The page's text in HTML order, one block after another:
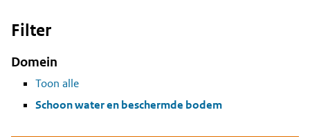
Filter
Domein
Toon alle
Schoon water en beschermde bodem